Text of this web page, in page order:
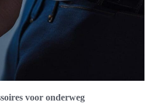
voor onderweg